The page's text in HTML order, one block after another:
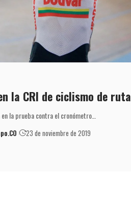
la CRI de ciclismo de ruta
la prueba contra el cronómetro…
23 de noviembre de 2019